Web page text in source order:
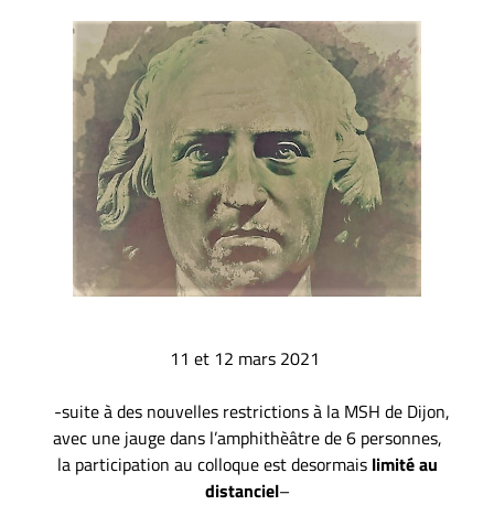
11 et 12 mars 2021
-suite à des nouvelles restrictions à la MSH de Dijon,
avec une jauge dans l’amphithèâtre de 6 personnes,
la participation au colloque est desormaislimité au
distanciel–